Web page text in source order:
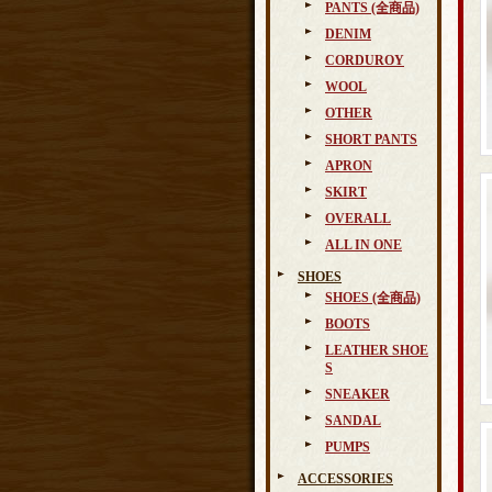
PANTS (全商品)
DENIM
CORDUROY
WOOL
OTHER
SHORT PANTS
APRON
SKIRT
OVERALL
ALL IN ONE
SHOES
SHOES (全商品)
BOOTS
LEATHER SHOE
S
SNEAKER
SANDAL
PUMPS
ACCESSORIES